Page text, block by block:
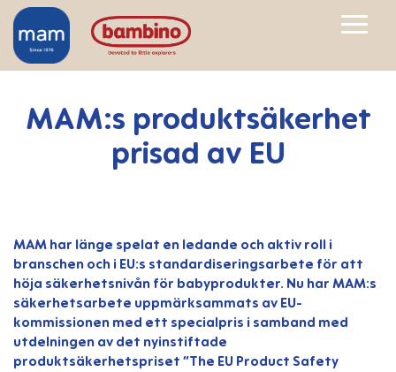
MAM:s produktsäkerhet
prisad av EU
MAM har länge spelat en ledande och aktiv roll i
branschen och i EU:s standardiseringsarbete för att
höja säkerhetsnivån för babyprodukter. Nu har MAM:s
säkerhetsarbete uppmärksammats av EU-
kommissionen med ett specialpris i samband med
utdelningen av det nyinstiftade
produktsäkerhetspriset ”The EU Product Safety